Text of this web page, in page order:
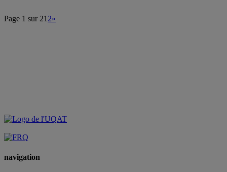
Page 1 sur 21 2»
navigation